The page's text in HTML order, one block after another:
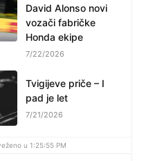
David Alonso novi
vozači fabričke
Honda ekipe
7/22/2026
Tvigijeve priče – I
pad je let
7/21/2026
u 1:25:55 PM